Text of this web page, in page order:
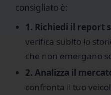
consigliato è:
1. Richiedi il report
verifica subito lo
che non emergano
2. Analizza il
confronta il tuo